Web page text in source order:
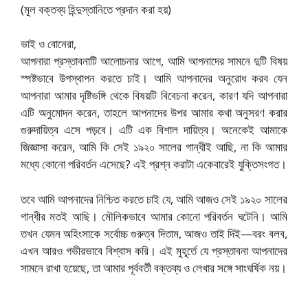
(মূল বক্তব্য হিন্দুস্তানিতে প্রদান করা হয়)
ভাই ও বোনেরা,
আপনারা প্রস্তাবনাটি আলোচনার আগে, আমি আপনাদের সামনে দুটি বিষয়
স্পষ্টভাবে উপস্থাপন করতে চাই। আমি আপনাদের অনুরোধ করব যেন
আপনারা আমার দৃষ্টিভঙ্গি থেকে বিষয়টি বিবেচনা করেন, কারণ যদি আপনারা
এটি অনুমোদন করেন, তাহলে আপনাদের উপর আমার কথা অনুসরণ করার
গুরুদায়িত্ব এসে পড়বে। এটি এক বিশাল দায়িত্ব। অনেকেই আমাকে
জিজ্ঞাসা করেন, আমি কি সেই ১৯২০ সালের গান্ধীই আছি, না কি আমার
মধ্যে কোনো পরিবর্তন এসেছে? এই প্রশ্ন করাটা একেবারেই যুক্তিসংগত।
তবে আমি আপনাদের নিশ্চিত করতে চাই যে, আমি আজও সেই ১৯২০ সালের
গান্ধীর মতই আছি। মৌলিকভাবে আমার কোনো পরিবর্তন ঘটেনি। আমি
তখন যেমন অহিংসাকে সর্বোচ্চ গুরুত্ব দিতাম, আজও তাই দিই—বরং বলব,
এখন আরও গভীরভাবে বিশ্বাস করি। এই মুহূর্তে যে প্রস্তাবনা আপনাদের
সামনে রাখা হয়েছে, তা আমার পূর্ববর্তী বক্তব্য ও লেখার সঙ্গে সাংঘর্ষিক নয়।